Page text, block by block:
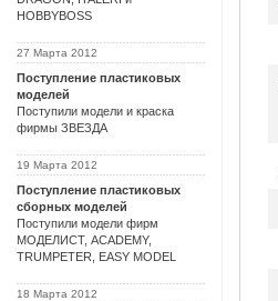
HOBBYBOSS
27 Марта 2012
Поступление пластиковых
моделей
Поступили модели и краска
фирмы ЗВЕЗДА
19 Марта 2012
Поступление пластиковых
сборных моделей
Поступили модели фирм
МОДЕЛИСТ, ACADEMY,
TRUMPETER, EASY MODEL
18 Марта 2012